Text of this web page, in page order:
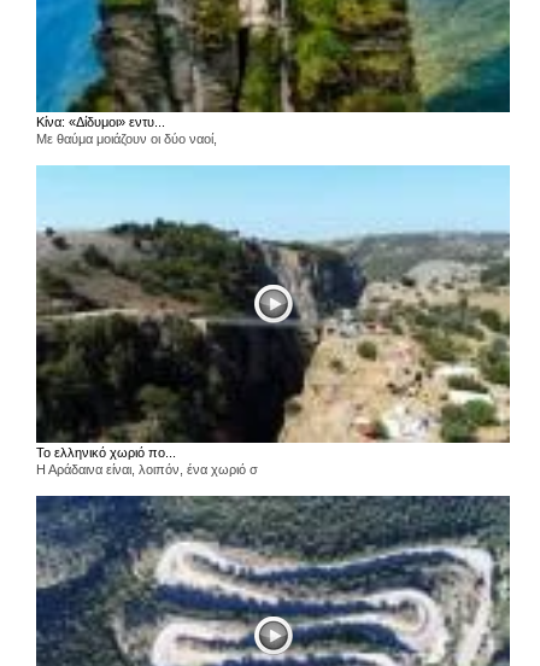
Κίνα: «Δίδυμοι» εντυ...
Με θαύμα μοιάζουν οι δύο ναοί,
Το ελληνικό χωριό πο...
Η Αράδαινα είναι, λοιπόν, ένα χωριό σ